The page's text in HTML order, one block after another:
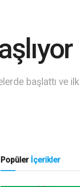
başlattı ve
Popüler İçerikler